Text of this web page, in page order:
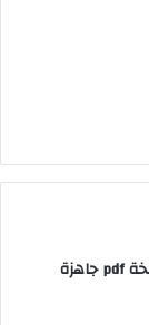
كتاب العلوم جزء ثاني صف الثاني متوسط 2022 نسخة pdf جاهزة